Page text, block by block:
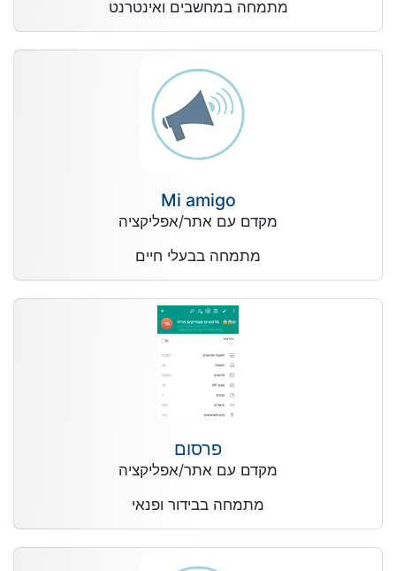
מתמחה במחשבים ואינטרנט
Mi amigo
מקדם עם אתר/אפליקציה
מתמחה בבעלי חיים
פרסום
מקדם עם אתר/אפליקציה
מתמחה בבידור ופנאי